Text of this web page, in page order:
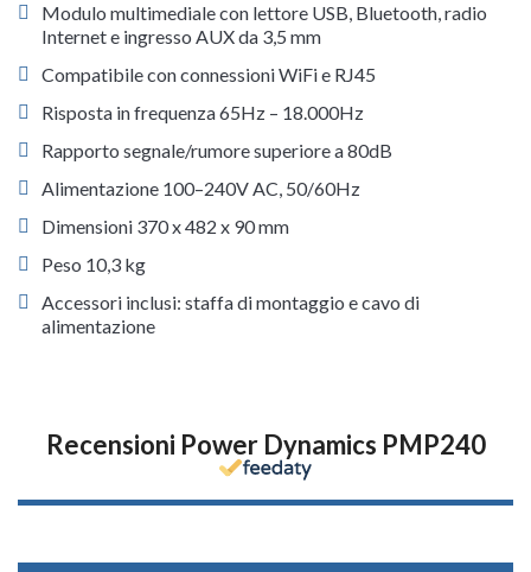
Modulo multimediale con lettore USB, Bluetooth, radio
Internet e ingresso AUX da 3,5 mm
Compatibile con connessioni WiFi e RJ45
Risposta in frequenza 65Hz – 18.000Hz
Rapporto segnale/rumore superiore a 80dB
Alimentazione 100–240V AC, 50/60Hz
Dimensioni 370 x 482 x 90 mm
Peso 10,3 kg
Accessori inclusi: staffa di montaggio e cavo di
alimentazione
Recensioni Power Dynamics PMP240